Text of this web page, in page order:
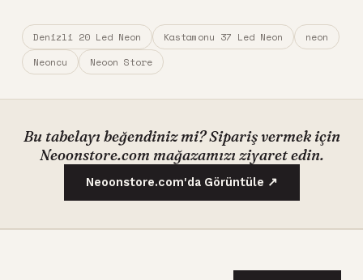
Denizli 20 Led Neon Kastamonu 37 Led Neon
neon
Neoncu
Neoon Store
Bu tabelayı beğendiniz mi? Sipariş vermek için
Neoonstore.com mağazamızı ziyaret edin.
Neoonstore.com'da Görüntüle ↗